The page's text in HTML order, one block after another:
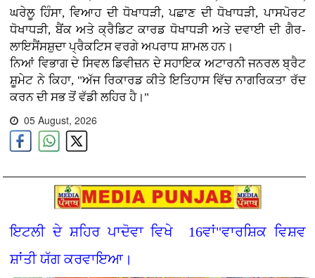
ਘਰੇਲੂ ਹਿੰਸਾ, ਵਿਆਹ ਦੀ ਧੋਖਾਧੜੀ, ਪਛਾਣ ਦੀ ਧੋਖਾਧੜੀ, ਪਾਸਪੋਰਟ
ਧੋਖਾਧੜੀ, ਬੈਂਕ ਅਤੇ ਕ੍ਰੈਡਿਟ ਕਾਰਡ ਧੋਖਾਧੜੀ ਅਤੇ ਦਵਾਈ ਦੀ ਗੈਰ-
ਲਾਇਸੈਂਸਸ਼ੁਦਾ ਪ੍ਰੈਕਟਿਸ ਵਰਗੇ ਅਪਰਾਧ ਸ਼ਾਮਲ ਹਨ।
ਨਿਆਂ ਵਿਭਾਗ ਦੇ ਸਿਵਲ ਡਿਵੀਜ਼ਨ ਦੇ ਸਹਾਇਕ ਅਟਾਰਨੀ ਜਨਰਲ ਬ੍ਰੈਟ
ਸ਼ੂਮੇਟ ਨੇ ਕਿਹਾ, "ਅੱਜ ਰਿਕਾਰਡ ਕੀਤੇ ਇਤਿਹਾਸ ਵਿੱਚ ਨਾਗਰਿਕਤਾ ਰੱਦ
ਕਰਨ ਦੀ ਸਭ ਤੋਂ ਵੱਡੀ ਲਹਿਰ ਹੈ।"
05 August, 2026
ਇਟਲੀ ਦੇ ਸ਼ਹਿਰ ਪਾਦੋਵਾ ਵਿਖੇ 16ਵਾਂ"ਵਾਰਸ਼ਿਕ ਵਿਸ਼ਵ
ਸ਼ਾਂਤੀ ਯੱਗ ਕਰਵਾਇਆ।